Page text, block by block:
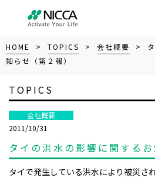
HOME > TOPICS > 会社概要
> タ
知らせ（第２報）
TOPICS
会社概要
2011/10/31
タイの洪水の影響に関するお
タイで発生している洪水により被災さ